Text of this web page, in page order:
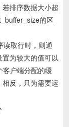
排序数据大小超
的区
取行时，则通
为较大的值可以
客户端分配的缓
反，只为需要运